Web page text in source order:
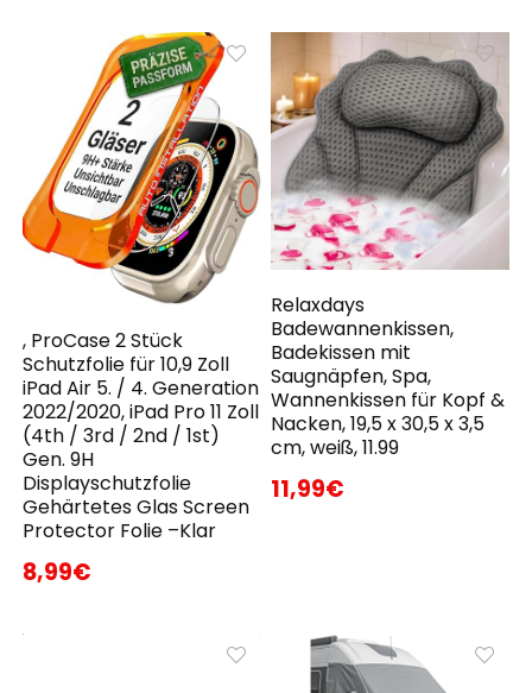
, ProCase 2 Stück
Schutzfolie für 10,9 Zoll
iPad Air 5. / 4. Generation
2022/2020, iPad Pro 11 Zoll
(4th / 3rd / 2nd / 1st)
Gen. 9H
Displayschutzfolie
Gehärtetes Glas Screen
Protector Folie –Klar
8,99€
Relaxdays
Badewannenkissen,
Badekissen mit
Saugnäpfen, Spa,
Wannenkissen für Kopf &
Nacken, 19,5 x 30,5 x 3,5
cm, weiß, 11.99
11,99€